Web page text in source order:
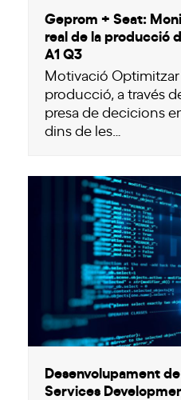
Geprom + Seat:
real de la producció
A1 Q3
Motivació
producció, a través
presa de decicions
dins de les…
Desenvolupament
Services